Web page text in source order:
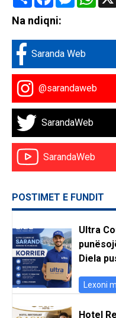
Na ndiqni:
Saranda Web
@sarandaweb
SarandaWeb
SarandaWeb
POSTIMET E FUNDIT
Ultra
Diela
Lexoni
Hotel